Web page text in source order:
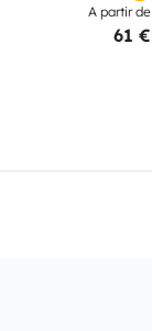
A partir de
61 €